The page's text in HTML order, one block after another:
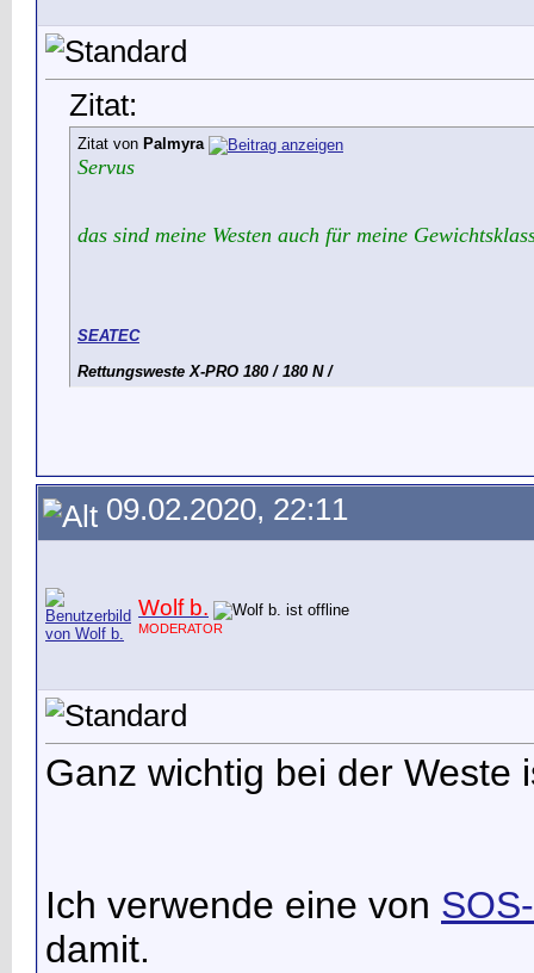
Zitat:
Zitat von Palmyra
Servus
das sind meine Westen auch für meine
SEATEC
Rettungsweste X-PRO 180 / 180 N /
09.02.2020, 22:11
Wolf b.
MODERATOR
Ganz wichtig bei der Weste
Ich verwende eine von
damit.